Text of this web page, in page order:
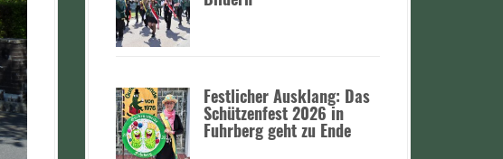
Festlicher Ausklang: Das
Schützenfest 2026 in
Fuhrberg geht zu Ende